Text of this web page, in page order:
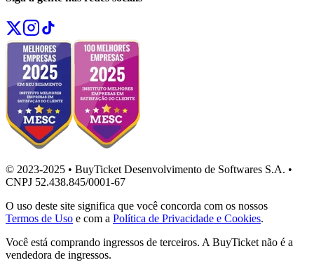
© 2023-2025 • BuyTicket Desenvolvimento de Softwares S.A. •
CNPJ 52.438.845/0001-67
O uso deste site significa que você concorda com os nossos
Termos de Uso e com a Política de Privacidade e Cookies.
Você está comprando ingressos de terceiros. A BuyTicket não é a
vendedora de ingressos.